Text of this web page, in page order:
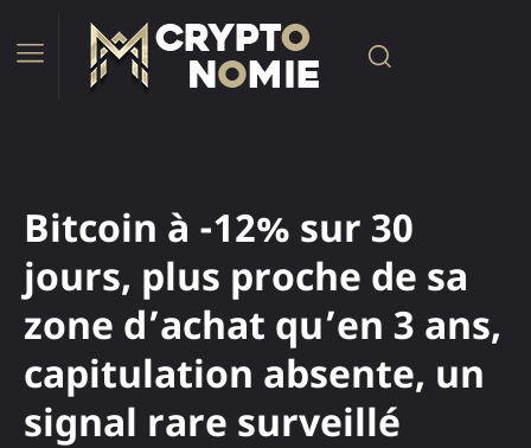
Bitcoin à -12% sur 30
jours, plus proche de sa
zone d’achat qu’en 3 ans,
capitulation absente, un
signal rare surveillé